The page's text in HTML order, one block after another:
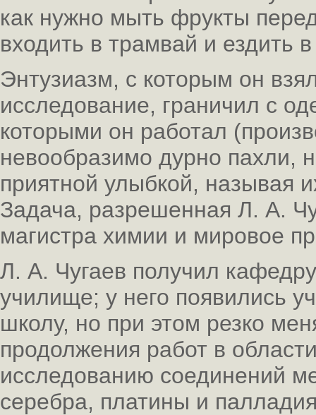
как нужно мыть фрукты
входить в трамвай и ездить
Энтузиазм, с которым он
исследование, граничил с
которыми он работал
невообразимо дурно пахли,
приятной улыбкой, называя
Задача, разрешенная Л. А.
магистра химии и мировое
Л. А. Чугаев получил
училище; у него появились
школу, но при этом резко
продолжения работ в
исследованию соединений
серебра, платины и